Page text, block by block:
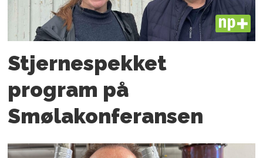
PLUS
Stjernespekket
program på
Smølakonferansen